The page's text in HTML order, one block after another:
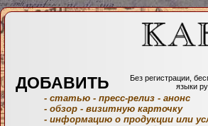
ДОБАВИТЬ
Без регистрации,
языки
- статью - пресс-релиз - анонс
- обзор - визитную карточку
- информацию о продукции или